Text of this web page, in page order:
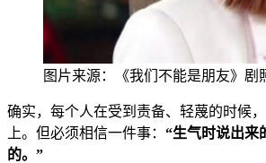
图片来源：《我们不能是朋友》剧
确实，每个人在受到责备、轻蔑的时候
上。但必须相信一件事： “生气时说出来
的。”